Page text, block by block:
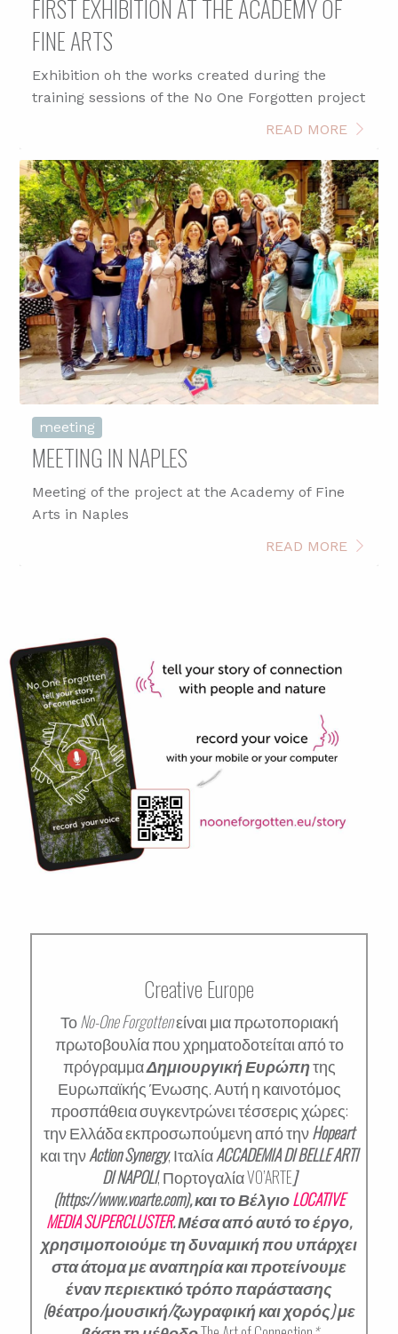
FIRST EXHIBITION AT THE ACADEMY OF
FINE ARTS
Exhibition oh the works created during the
training sessions of the No One Forgotten project
READ MORE
meeting
MEETING IN NAPLES
Meeting of the project at the Academy of Fine
Arts in Naples
READ MORE
Creative Europe
ΤοNo-One Forgottenείναι μια πρωτοποριακή
πρωτοβουλία που χρηματοδοτείται από το
πρόγραμμαΔημιουργική Ευρώπητης
Ευρωπαϊκής Ένωσης. Αυτή η καινοτόμος
προσπάθεια συγκεντρώνει τέσσερις χώρες:
την Ελλάδα εκπροσωπούμενη από τηνHopeart
και τηνAction Synergy, ΙταλίαACCADEMIA DI BELLE ARTI
DI NAPOLI, Πορτογαλία VO’ARTE]
(https://www.voarte.com), και το ΒέλγιοLOCATIVE
MEDIA SUPERCLUSTER. Μέσα από αυτό το έργο,
χρησιμοποιούμε τη δυναμική που υπάρχει
στα άτομα με αναπηρία και προτείνουμε
έναν περιεκτικό τρόπο παράστασης
(θέατρο/μουσική/ζωγραφική και χορός) με